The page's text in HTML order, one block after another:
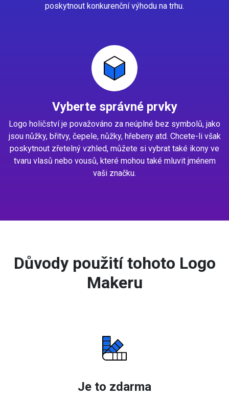
poskytnout konkurenční výhodu na trhu.
Vyberte správné prvky
Logo holičství je považováno za neúplné bez symbolů, jako
jsou nůžky, břitvy, čepele, nůžky, hřebeny atd. Chcete-li však
poskytnout zřetelný vzhled, můžete si vybrat také ikony ve
tvaru vlasů nebo vousů, které mohou také mluvit jménem
vaši značku.
Důvody použití tohoto Logo
Makeru
Je to zdarma